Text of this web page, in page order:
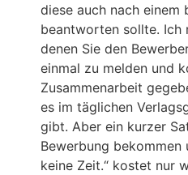
diese auch nach einem
beantworten sollte. Ich
denen Sie den
einmal zu melden und
Zusammenarbeit
es im täglichen
gibt. Aber ein kurzer
Bewerbung
keine Zeit.“ kostet nur